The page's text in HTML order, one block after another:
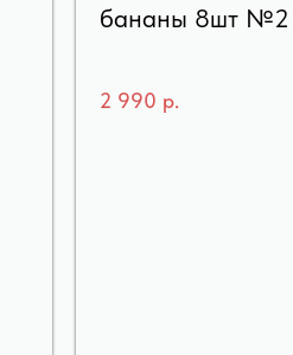
бананы 8шт №2
2 990 р.